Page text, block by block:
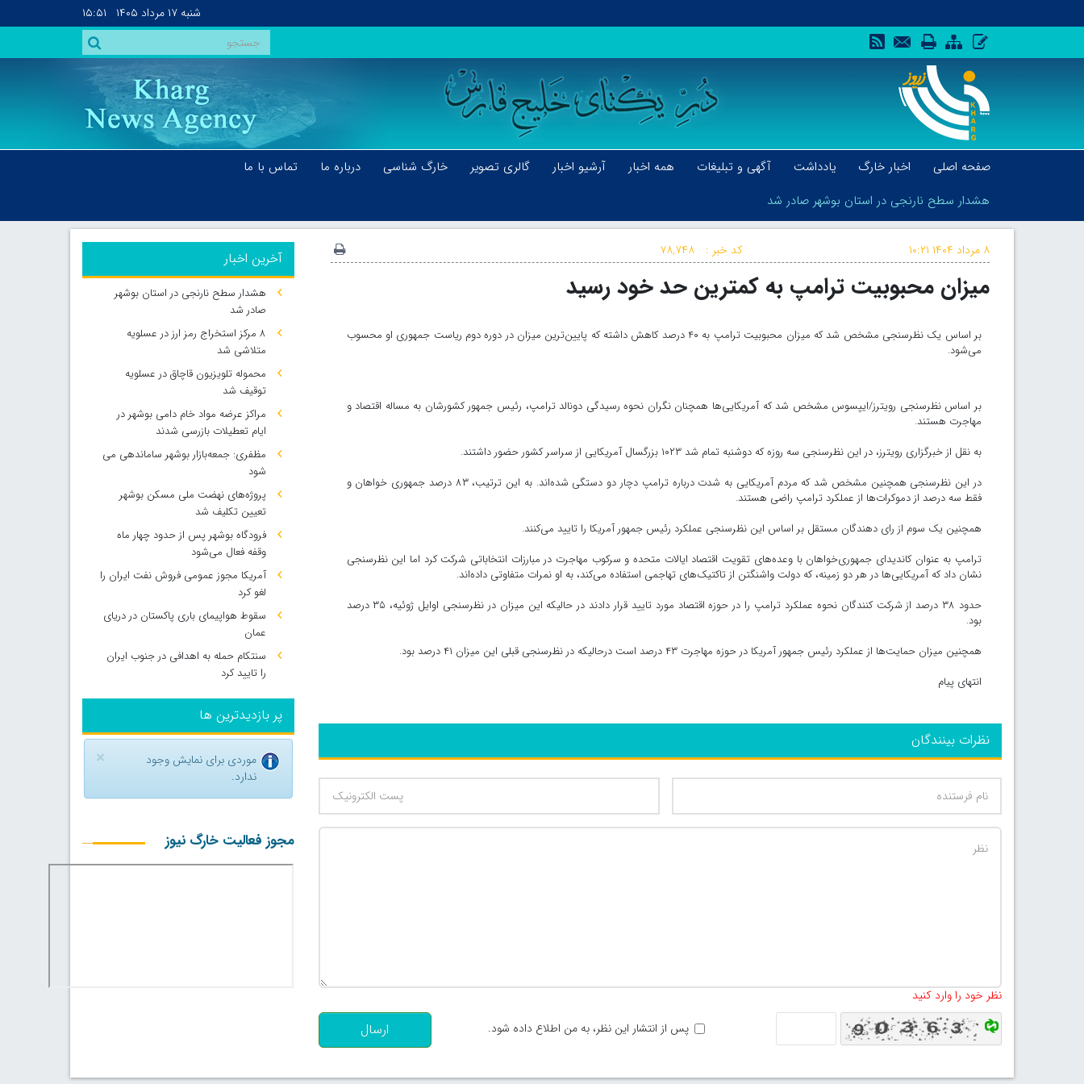
شنبه ۱۷ مرداد ۱۴۰۵ ۱۵:۵۱
صفحه اصلی اخبار خارگ یادداشت آگهی و تبلیغات همه اخبار آرشیو اخبار گالری تصویر خارگ شناسی درباره ما
تماس با ما
هشدار سطح نارنجی در استان بوشهر صادر شد
هشدار سطح نارنجی در استان بوشهر صادر شد
کد خبر : ۷۸,۷۴۸ ۸ مرداد ۱۴۰۴ ۱۰:۲۱
میزان محبوبیت ترامپ به کمترین حد خود رسید
بر اساس یک نظرسنجی مشخص شد که میزان محبوبیت ترامپ به ۴۰ درصد کاهش داشته که پایین‌ترین میزان در دوره دوم ریاست جمهوری او محسوب
می‌شود.
بر اساس نظرسنجی رویترز/ایپسوس مشخص شد که آمریکایی‌ها همچنان نگران نحوه رسیدگی دونالد ترامپ، رئیس جمهور کشورشان به مساله اقتصاد و
مهاجرت هستند.
به نقل از خبرگزاری رویترز، در این نظرسنجی سه روزه که دوشنبه تمام شد ۱۰۲۳ بزرگسال آمریکایی از سراسر کشور حضور داشتند.
در این نظرسنجی همچنین مشخص شد که مردم آمریکایی به شدت درباره ترامپ دچار دو دستگی شده‌اند. به این ترتیب، ۸۳ درصد جمهوری خواهان و
فقط سه درصد از دموکرات‌ها از عملکرد ترامپ راضی هستند.
همچنین یک سوم از رای دهندگان مستقل بر اساس این نظرسنجی عملکرد رئیس جمهور آمریکا را تایید می‌کنند.
ترامپ به عنوان کاندیدای جمهوری‌خواهان با وعده‌های تقویت اقتصاد ایالات متحده و سرکوب مهاجرت در مبارزات انتخاباتی شرکت کرد اما این نظرسنجی
نشان داد که آمریکایی‌ها در هر دو زمینه، که دولت واشنگتن از تاکتیک‌های تهاجمی استفاده می‌کند، به او نمرات متفاوتی داده‌اند.
حدود ۳۸ درصد از شرکت کنندگان نحوه عملکرد ترامپ را در حوزه اقتصاد مورد تایید قرار دادند در حالیکه این میزان در نظرسنجی اوایل ژوئیه، ۳۵ درصد
بود.
همچنین میزان حمایت‌ها از عملکرد رئیس جمهور آمریکا در حوزه مهاجرت ۴۳ درصد است درحالیکه در نظرسنجی قبلی این میزان ۴۱ درصد بود.
انتهای پیام
نظرات بینندگان
نظر خود را وارد کنید
پس از انتشار این نظر، به من اطلاع داده شود.
ارسال
آخرین اخبار
هشدار سطح نارنجی در استان بوشهر
صادر شد
۸ مرکز استخراج رمز ارز در عسلویه
متلاشی شد
محموله تلویزیون قاچاق در عسلویه
توقیف شد
مراکز عرضه مواد خام دامی بوشهر در
ایام تعطیلات بازرسی شدند
مظفری: جمعه‌بازار بوشهر ساماندهی می‌
شود
پروژه‌های نهضت ملی مسکن بوشهر
تعیین تکلیف شد
فرودگاه بوشهر پس از حدود چهار ماه
وقفه فعال می‌شود
آمریکا مجوز عمومی فروش نفت ایران را
لغو کرد
سقوط هواپیمای باری پاکستان در دریای
عمان
سنتکام حمله به اهدافی در جنوب ایران
را تایید کرد
پر بازدیدترین ها
×
موردی برای نمایش وجود
ندارد.
مجوز فعالیت خارگ نیوز